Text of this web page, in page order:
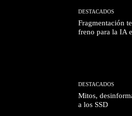
DESTACADOS
Fragmentación
freno para la IA
DESTACADOS
Mitos,
a los SSD